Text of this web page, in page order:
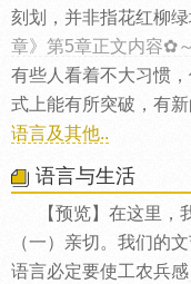
刻划，并非指花红柳
章》第5章正文内容✿～
有些人看着不大习惯
式上能有所突破，有
语言及其他..
语言与生活
【预览】在这里，
（一）亲切。我们的
语言必定要使工农兵感